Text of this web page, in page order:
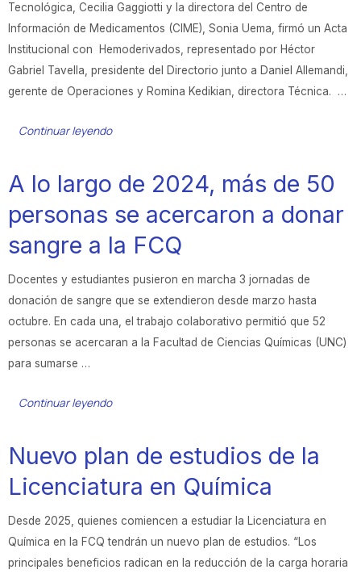
Tecnológica, Cecilia Gaggiotti y la directora del Centro de
Información de Medicamentos (CIME), Sonia Uema, firmó un Acta
Institucional con Hemoderivados, representado por Héctor
Gabriel Tavella, presidente del Directorio junto a Daniel Allemandi,
gerente de Operaciones y Romina Kedikian, directora Técnica. …
Continuar leyendo
A lo largo de 2024, más de 50
personas se acercaron a donar
sangre a la FCQ
Docentes y estudiantes pusieron en marcha 3 jornadas de
donación de sangre que se extendieron desde marzo hasta
octubre. En cada una, el trabajo colaborativo permitió que 52
personas se acercaran a la Facultad de Ciencias Químicas (UNC)
para sumarse …
Continuar leyendo
Nuevo plan de estudios de la
Licenciatura en Química
Desde 2025, quienes comiencen a estudiar la Licenciatura en
Química en la FCQ tendrán un nuevo plan de estudios. “Los
principales beneficios radican en la reducción de la carga horaria